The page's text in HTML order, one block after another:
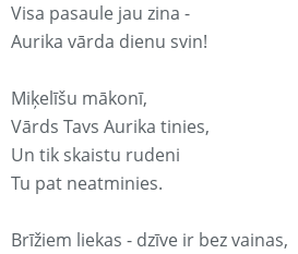
Visa pasaule jau zina -
Aurika vārda dienu svin!
Miķelīšu mākonī,
Vārds Tavs Aurika tinies,
Un tik skaistu rudeni
Tu pat neatminies.
Brīžiem liekas - dzīve ir bez vainas,